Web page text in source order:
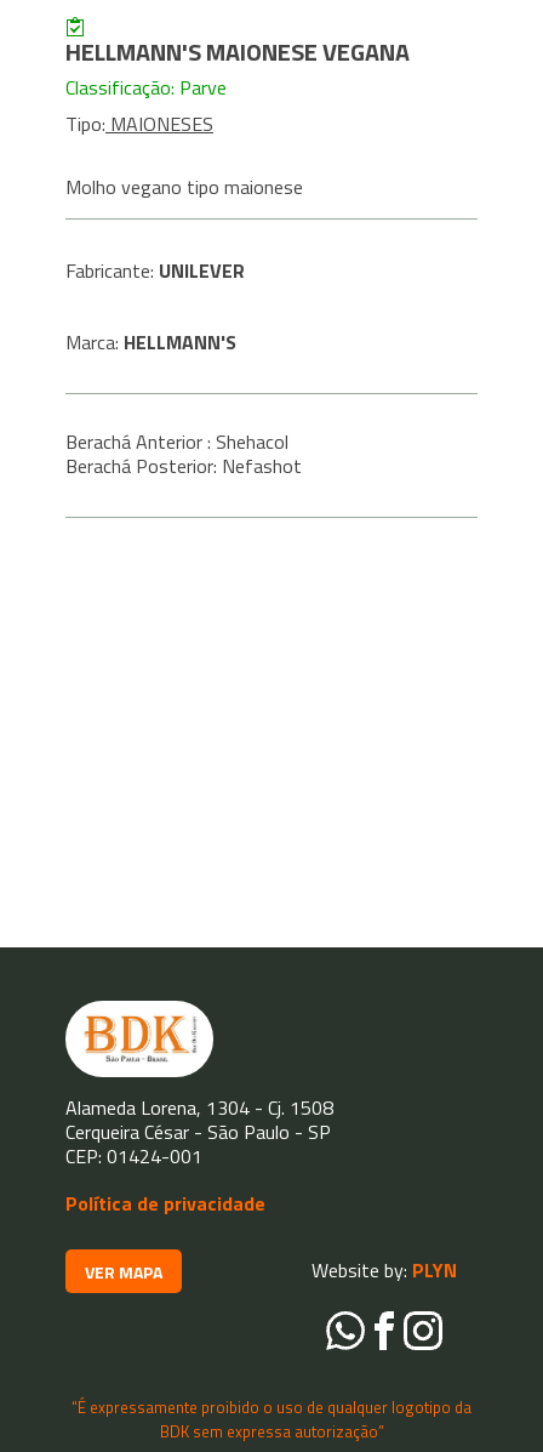
HELLMANN'S MAIONESE VEGANA
Classificação: Parve
Tipo: MAIONESES
Molho vegano tipo maionese
Fabricante: UNILEVER
Marca: HELLMANN'S
Berachá Anterior : Shehacol
Berachá Posterior: Nefashot
Alameda Lorena, 1304 - Cj. 1508
Cerqueira César - São Paulo - SP
CEP: 01424-001
Política de privacidade
VER MAPA Website by: PLYN
“É expressamente proibido o uso de qualquer logotipo da
BDK sem expressa autorização”